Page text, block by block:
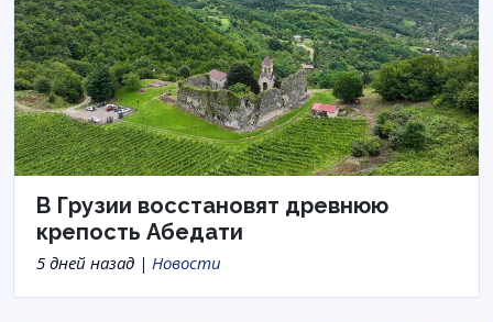
В Грузии восстановят древнюю
крепость Абедати
5 дней назад | Новости